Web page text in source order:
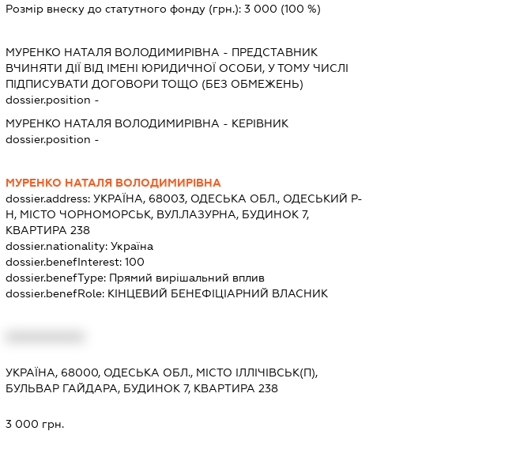
Розмір внеску до статутного фонду (грн.):3 000 (100 %)
МУРЕНКО НАТАЛЯ ВОЛОДИМИРІВНА - ПРЕДСТАВНИК
ВЧИНЯТИ ДІЇ ВІД ІМЕНІ ЮРИДИЧНОЇ ОСОБИ, У ТОМУ ЧИСЛІ
ПІДПИСУВАТИ ДОГОВОРИ ТОЩО (БЕЗ ОБМЕЖЕНЬ)
dossier.position -
МУРЕНКО НАТАЛЯ ВОЛОДИМИРІВНА - КЕРІВНИК
dossier.position -
МУРЕНКО НАТАЛЯ ВОЛОДИМИРІВНА
dossier.address:УКРАЇНА, 68003, ОДЕСЬКА ОБЛ., ОДЕСЬКИЙ Р-
Н, МІСТО ЧОРНОМОРСЬК, ВУЛ.ЛАЗУРНА, БУДИНОК 7,
КВАРТИРА 238
dossier.nationality:Україна
dossier.benefInterest:100
dossier.benefType: Прямий вирішальний вплив
dossier.benefRole: КІНЦЕВИЙ БЕНЕФІЦІАРНИЙ ВЛАСНИК
УКРАЇНА, 68000, ОДЕСЬКА ОБЛ., МІСТО ІЛЛІЧІВСЬК(П),
БУЛЬВАР ГАЙДАРА, БУДИНОК 7, КВАРТИРА 238
3 000 грн.